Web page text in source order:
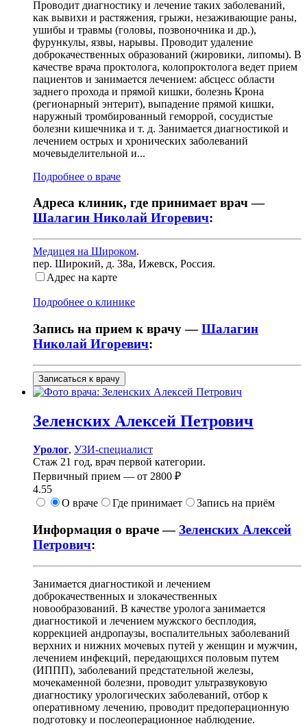
Проводит диагностику и лечение таких заболеваний,
как вывихи и растяжения, грыжи, незаживающие раны,
ушибы и травмы (головы, позвоночника и др.),
фурункулы, язвы, нарывы. Проводит удаление
доброкачественных образований (жировики, липомы). В
качестве врача проктолога, колопроктолога ведет прием
пациентов и занимается лечением: абсцесс области
заднего прохода и прямой кишки, болезнь Крона
(регионарный энтерит), выпадение прямой кишки,
наружный тромбированный геморрой, сосудистые
болезни кишечника и т. д. Занимается диагностикой и
лечением острых и хронических заболеваний
мочевыделительной и...
Подробнее о враче
Адреса клиник, где принимает врач —
Шалагин Николай Игоревич:
Медицея на Широком.
пер. Широкий, д. 38а, Ижевск, Россия.
Адрес на карте
Подробнее о клинике
Запись на прием к врачу —Шалагин
Николай Игоревич:
Записаться к врачу
Зеленских Алексей Петрович
Уролог, УЗИ-специалист
Стаж 21 год, врач первой категории.
Первичный прием — от 2800 ₽
4.55
О враче
Где принимает Запись на приём
Информация о враче —Зеленских Алексей
Петрович:
Занимается диагностикой и лечением
доброкачественных и злокачественных
новообразований. В качестве уролога занимается
диагностикой и лечением мужского бесплодия,
коррекцией андропаузы, воспалительных заболеваний
верхних и нижних мочевых путей у женщин и мужчин,
лечением инфекций, передающихся половым путем
(ИППП), заболеваний предстательной железы,
мочекаменной болезни, проводит ультразвуковую
диагностику урологических заболеваний, отбор к
оперативному лечению, проводит предоперационную
подготовку и послеоперационное наблюдение.